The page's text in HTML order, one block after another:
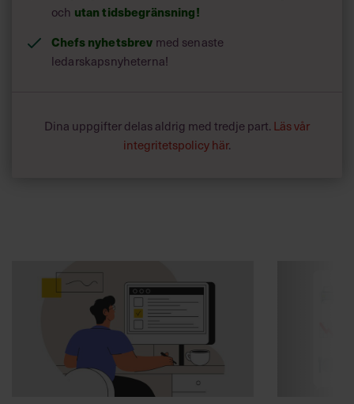
och utan tidsbegränsning!
Chefs nyhetsbrev med senaste
ledarskapsnyheterna!
Dina uppgifter delas aldrig med tredje part. Läs vår
integritetspolicy här.